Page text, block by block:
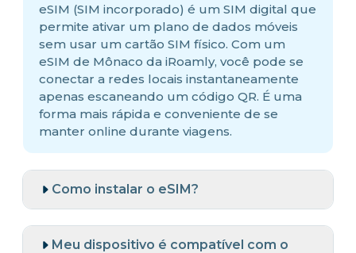
eSIM (SIM incorporado) é um SIM digital que
permite ativar um plano de dados móveis
sem usar um cartão SIM físico. Com um
eSIM de Mônaco da iRoamly, você pode se
conectar a redes locais instantaneamente
apenas escaneando um código QR. É uma
forma mais rápida e conveniente de se
manter online durante viagens.
Como instalar o eSIM?
Meu dispositivo é compatível com o